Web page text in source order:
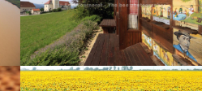
HONG KONG,
APICULTURE URBAINE